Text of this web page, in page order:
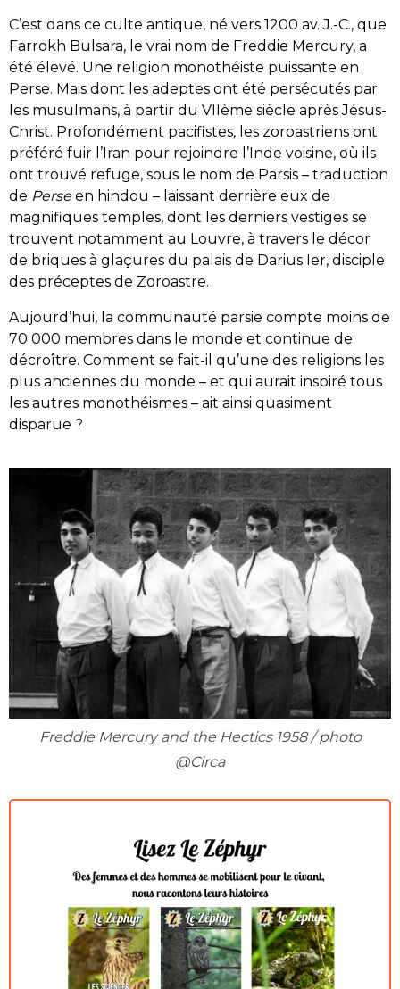
C’est dans ce culte antique, né vers 1200 av. J.-C., que
Farrokh Bulsara, le vrai nom de Freddie Mercury, a
été élevé. Une religion monothéiste puissante en
Perse. Mais dont les adeptes ont été persécutés par
les musulmans, à partir du VIIème siècle après Jésus-
Christ. Profondément pacifistes, les zoroastriens ont
préféré fuir l’Iran pour rejoindre l’Inde voisine, où ils
ont trouvé refuge, sous le nom de Parsis – traduction
de Perseen hindou – laissant derrière eux de
magnifiques temples, dont les derniers vestiges se
trouvent notamment au Louvre, à travers le décor
de briques à glaçures du palais de Darius Ier, disciple
des préceptes de Zoroastre.
Aujourd’hui, la communauté parsie compte moins de
70 000 membres dans le monde et continue de
décroître. Comment se fait-il qu’une des religions les
plus anciennes du monde – et qui aurait inspiré tous
les autres monothéismes – ait ainsi quasiment
disparue ?
Freddie Mercury and the Hectics 1958 / photo
@Circa